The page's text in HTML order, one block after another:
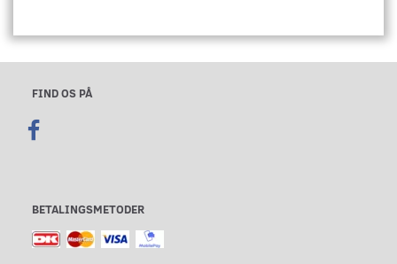
FIND OS PÅ
BETALINGSMETODER